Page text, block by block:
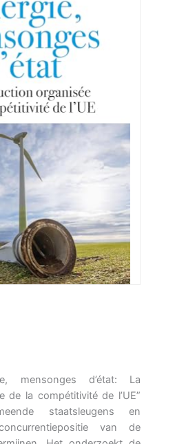
mensonges d’état: La
de la compétitivité de l’UE”
staatsleugens en
van de